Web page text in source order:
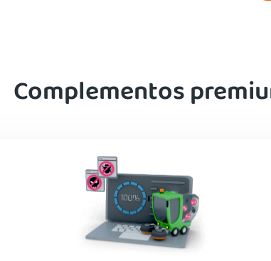
Complementos